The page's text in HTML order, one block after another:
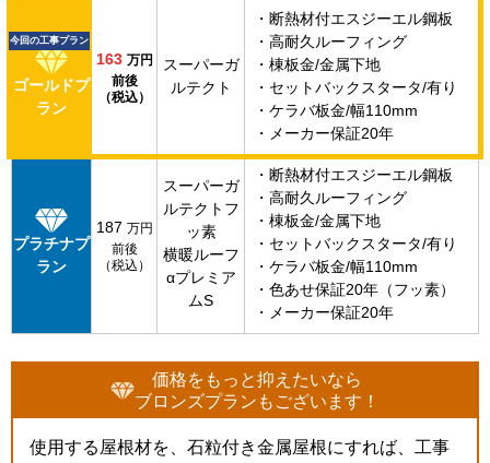
今回の工事プラン
ゴールドプ
ラン
163 万円
前後
（税込）
スーパーガ
ルテクト
・断熱材付エスジーエル鋼板
・高耐久ルーフィング
・棟板金/金属下地
・セットバックスタータ/有り
・ケラバ板金/幅110mm
・メーカー保証20年
プラチナプ
ラン
187 万円
前後
（税込）
スーパーガ
ルテクトフ
ッ素
横暖ルーフ
αプレミア
ムS
・断熱材付エスジーエル鋼板
・高耐久ルーフィング
・棟板金/金属下地
・セットバックスタータ/有り
・ケラバ板金/幅110mm
・色あせ保証20年（フッ素）
・メーカー保証20年
価格をもっと抑えたいなら
ブロンズプランもございます！
使用する屋根材を、石粒付き金属屋根にすれば、工事